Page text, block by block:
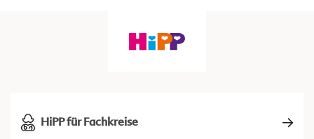
HiPP für Fachkreise